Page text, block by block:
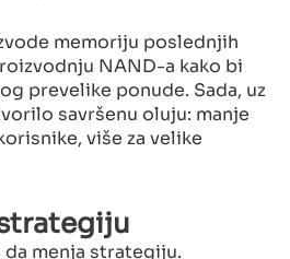
memoriju poslednjih
NAND-a kako bi
prevelike ponude. Sada, uz
savršenu oluju: manje
više za velike
menja strategiju.